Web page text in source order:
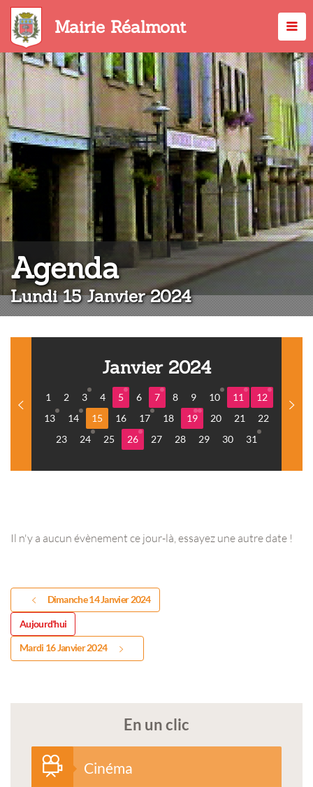
Aller
contenu
principal
Mairie Réalmont
Agenda:
Lundi 15 Janvier 2024
Janvier 2024
1 2 3 4 5 6 7 8 9 10 11
12
13
14 15 16 17 18 19 20 21
22
23
24 25 26 27 28 29 30 31
Il n'y a aucun évènement ce jour-là, essayez une autre date !
Dimanche 14 Janvier 2024
Aujourd'hui
Mardi 16 Janvier 2024
En un clic
Cinéma